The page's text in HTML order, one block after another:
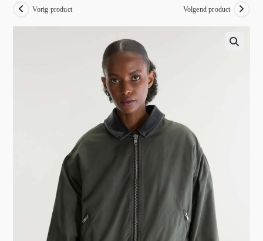
Vorig product Volgend product